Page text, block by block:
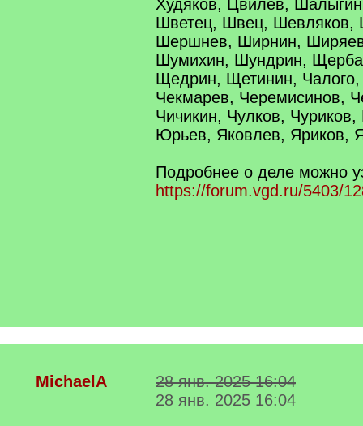
Худяков, Цвилев,
Шветец, Швец, Шевляков,
Шершнев, Ширнин,
Шумихин, Шундрин,
Щедрин, Щетинин,
Чекмарев, Черемисинов,
Чичикин, Чулков,
Юрьев, Яковлев, Яриков,
Подробнее о деле можно
https://forum.vgd.ru/5403/
MichaelA
28 янв. 2025 16:04
28 янв. 2025 16:04